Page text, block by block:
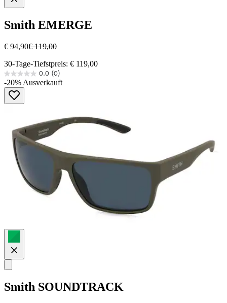
Smith EMERGE
€ 94,90€ 119,00
30-Tage-Tiefstpreis: € 119,00
0.0 (0)
0.0
von
Sternen.
-20% Ausverkauft
Smith SOUNDTRACK